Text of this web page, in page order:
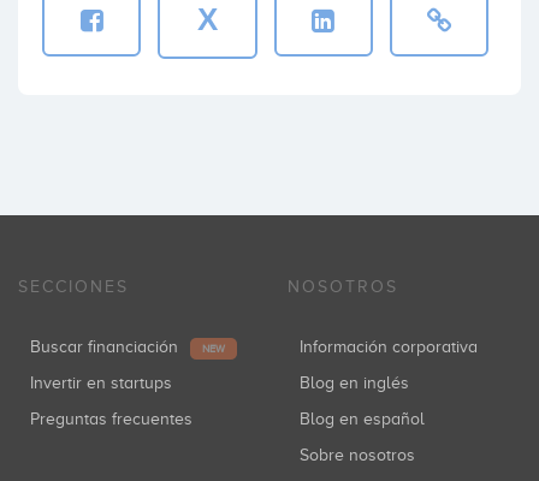
X
SECCIONES
Buscar financiación NEW
Invertir en startups
Preguntas frecuentes
NOSOTROS
Información corporativa
Blog en inglés
Blog en español
Sobre nosotros